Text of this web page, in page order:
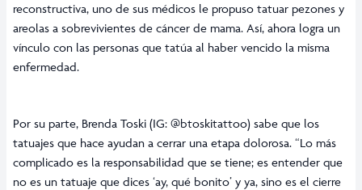
reconstructiva, uno de sus médicos le propuso tatuar pezones y
areolas a sobrevivientes de cáncer de mama. Así, ahora logra un
vínculo con las personas que tatúa al haber vencido la misma
enfermedad.
Por su parte, Brenda Toski (IG: @btoskitattoo) sabe que los
tatuajes que hace ayudan a cerrar una etapa dolorosa. “Lo más
complicado es la responsabilidad que se tiene; es entender que
no es un tatuaje que dices ‘ay, qué bonito’ y ya, sino es el cierre